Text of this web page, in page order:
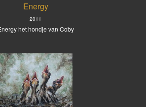
Energy
2011
het hondje van Coby